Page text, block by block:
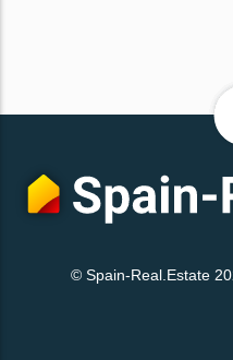
© Spain-Real.Estate